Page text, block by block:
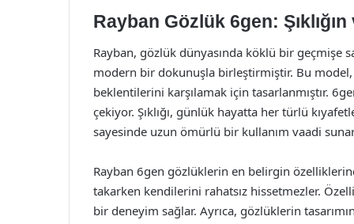
Rayban Gözlük 6gen:
Rayban, gözlük dünyasında köklü bir geçmişe
modern bir dokunuşla birleştirmiştir. Bu model,
beklentilerini karşılamak için tasarlanmıştır.
çekiyor. Şıklığı, günlük hayatta her türlü
sayesinde uzun ömürlü bir kullanım vaadi
Rayban 6gen gözlüklerin en belirgin
takarken kendilerini rahatsız hissetmezler.
bir deneyim sağlar. Ayrıca, gözlüklerin